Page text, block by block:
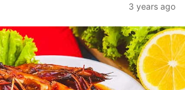
3 years ago